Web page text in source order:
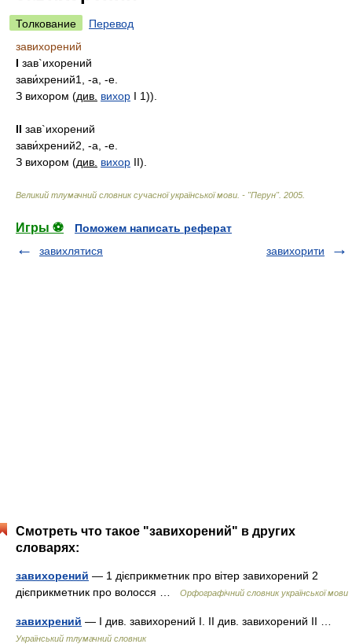
Толкование
Перевод
завихорений
I зав`ихорений
зави́хрений1, -а, -е.
З вихором (див. вихор I 1)).
II зав`ихорений
зави́хрений2, -а, -е.
З вихором (див. вихор II).
Великий тлумачний словник сучасної української мови. - "Перун". 2005
Игры ⚽
Поможем написать реферат
завихлятися
завихорити
Смотреть что такое "завихорений" в других
словарях:
завихорений — 1 дієприкметник про вітер завихорений 2
дієприкметник про волосся …
Орфографічний словник української мови
завихрений — I див. завихорений I. II див. завихорений II …
Український тлумачний словник